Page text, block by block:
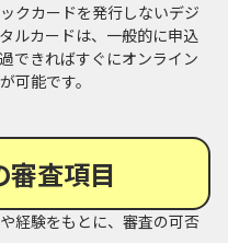
クカードを発行しないデジ
ルカードは、一般的に申込
できればすぐにオンライン
可能です。
査項目
経験をもとに、審査の可否